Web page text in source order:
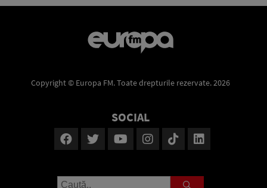
Copyright © Europa FM. Toate drepturile rezervate. 2026
SOCIAL